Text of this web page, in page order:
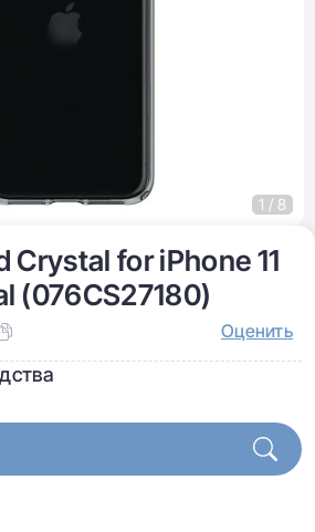
Crystal for iPhone 11
(076CS27180)
Оценить
1 / 8